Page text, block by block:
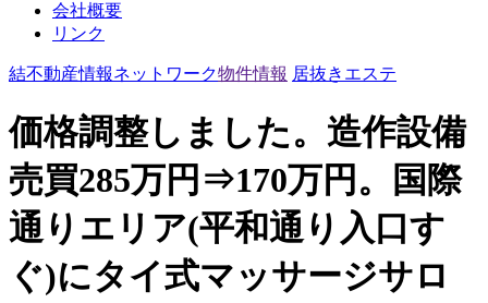
会社概要
リンク
結不動産情報ネットワーク物件情報 居抜き エステ
価格調整しました。造作設備
売買285万円⇒170万円。国際
通りエリア(平和通り入口す
ぐ)にタイ式マッサージサロ